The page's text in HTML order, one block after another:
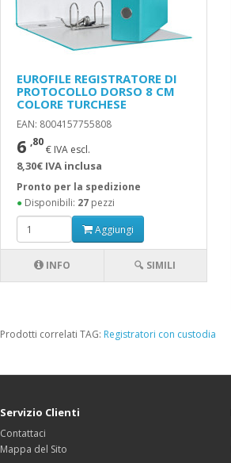
EUROFILE REGISTRATORE DI
PROTOCOLLO DORSO 8 CM
COLORE TURCHESE
EAN: 8004157755808
6 ,80
€ IVA escl.
8,30€ IVA inclusa
Pronto per la spedizione
●Disponibili: 27pezzi
Aggiungi
INFO 🔍 SIMILI
Prodotti correlati TAG: Registratori con custodia
Servizio Clienti
Contattaci
Mappa del Sito